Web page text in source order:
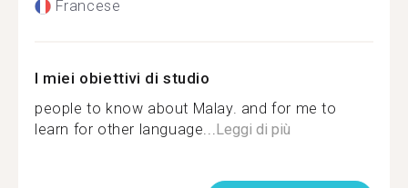
Francese
I miei obiettivi di studio
people to know about Malay. and for me to
learn for other language...Leggi di più